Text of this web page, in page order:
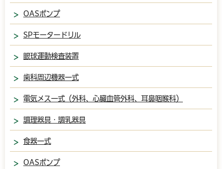
OASポンプ
SPモータードリル
眼球運動検査装置
歯科周辺機器一式
電気メス一式（外科、心臓血管外科、耳鼻咽喉科）
調理器具・調乳器具
食器一式
OASポンプ